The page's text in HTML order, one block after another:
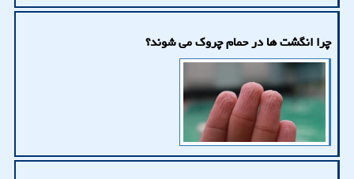
چرا انگشت ها در حمام چروک می شوند؟